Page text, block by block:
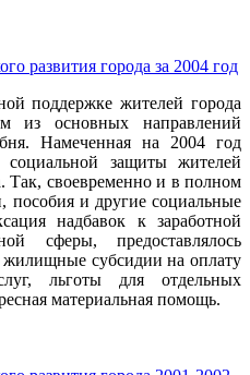
развития города за 2004 год
поддержке жителей города
из основных направлений
Намеченная на 2004 год
защиты жителей
Так, своевременно и в полном
пособия и другие социальные
надбавок к заработной
сферы, предоставлялось
жилищные субсидии на оплату
льготы для отдельных
материальная помощь.